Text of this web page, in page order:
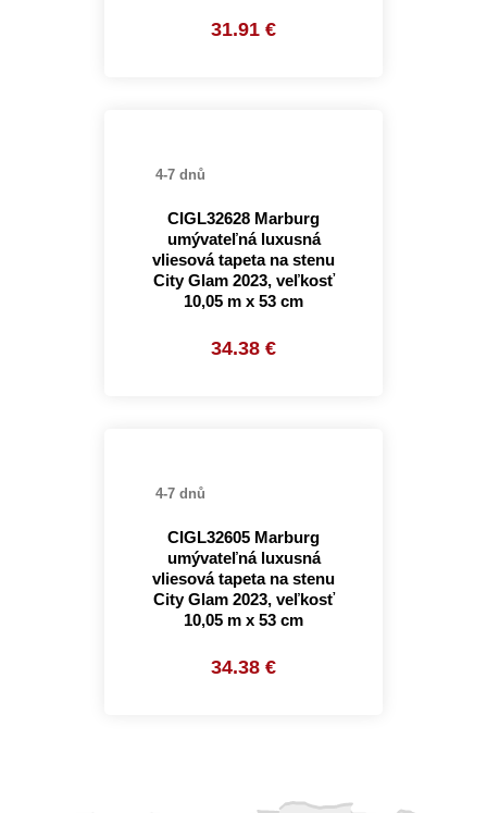
31.91 €
4-7 dnů
CIGL32628 Marburg
umývateľná luxusná
vliesová tapeta na stenu
City Glam 2023, veľkosť
10,05 m x 53 cm
34.38 €
4-7 dnů
CIGL32605 Marburg
umývateľná luxusná
vliesová tapeta na stenu
City Glam 2023, veľkosť
10,05 m x 53 cm
34.38 €